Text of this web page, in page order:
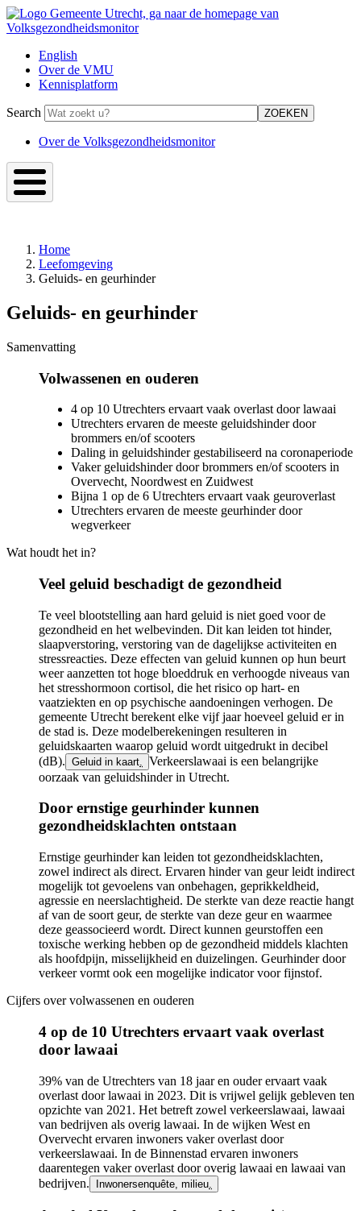
Overslaan
en
inhoud
gaan
Top
Menu
-
Volksgezondheidsmonitor
English
Over de VMU
Kennisplatform
Search
Over
VMU
Over de Volksgezondheidsmonitor
Kruimelpad
Home
Leefomgeving
Geluids- en geurhinder
Geluids- en geurhinder
Samenvatting
Volwassenen en ouderen
4 op 10 Utrechters ervaart vaak overlast door lawaai
Utrechters ervaren de meeste geluidshinder door
brommers en/of scooters
Daling in geluidshinder gestabiliseerd na coronaperiode
Vaker geluidshinder door brommers en/of scooters in
Overvecht, Noordwest en Zuidwest
Bijna 1 op de 6 Utrechters ervaart vaak geuroverlast
Utrechters ervaren de meeste geurhinder door
wegverkeer
Wat houdt het in?
Veel geluid beschadigt de gezondheid
Te veel blootstelling aan hard geluid is niet goed voor de
gezondheid en het welbevinden. Dit kan leiden tot hinder,
slaapverstoring, verstoring van de dagelijkse activiteiten en
stressreacties. Deze effecten van geluid kunnen op hun beurt
weer aanzetten tot hoge bloeddruk en verhoogde niveaus van
het stresshormoon cortisol, die het risico op hart- en
vaatziekten en op psychische aandoeningen verhogen. De
gemeente Utrecht berekent elke vijf jaar hoeveel geluid er in
de stad is. Deze modelberekeningen resulteren in
geluidskaarten waarop geluid wordt uitgedrukt in decibel
(dB). Geluid in kaart
Verkeerslawaai is een belangrijke
oorzaak van geluidshinder in Utrecht.
Door ernstige geurhinder kunnen
gezondheidsklachten ontstaan
Ernstige geurhinder kan leiden tot gezondheidsklachten,
zowel indirect als direct. Ervaren hinder van geur leidt indirect
mogelijk tot gevoelens van onbehagen, geprikkeldheid,
agressie en neerslachtigheid. De sterkte van deze reactie hangt
af van de soort geur, de sterkte van deze geur en waarmee
deze geassocieerd wordt. Direct kunnen geurstoffen een
toxische werking hebben op de gezondheid middels klachten
als hoofdpijn, misselijkheid en duizelingen. Geurhinder door
verkeer vormt ook een mogelijke indicator voor fijnstof.
Cijfers over volwassenen en ouderen
4 op de 10 Utrechters ervaart vaak overlast
door lawaai
39% van de Utrechters van 18 jaar en ouder ervaart vaak
overlast door lawaai in 2023. Dit is vrijwel gelijk gebleven ten
opzichte van 2021. Het betreft zowel verkeerslawaai, lawaai
van bedrijven als overig lawaai. In de wijken West en
Overvecht ervaren inwoners vaker overlast door
verkeerslawaai. In de Binnenstad ervaren inwoners
daarentegen vaker overlast door overig lawaai en lawaai van
bedrijven.
Inwonersenquête, milieu